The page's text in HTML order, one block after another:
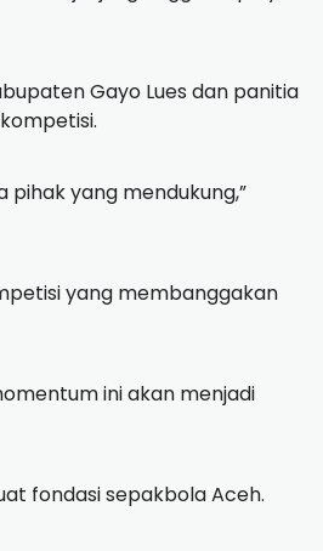
Gayo Lues dan panitia
yang mendukung,”
yang membanggakan
ini akan menjadi
fondasi sepakbola Aceh.